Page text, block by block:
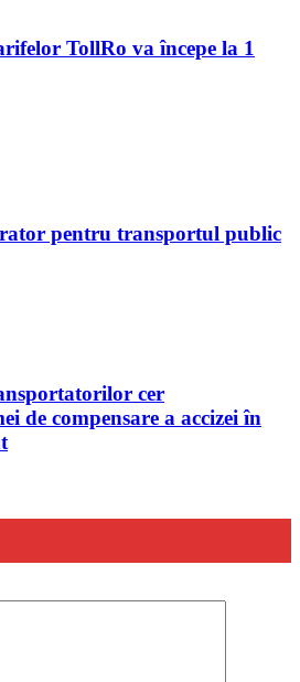
TollRo va începe la 1
pentru transportul public
cer
de compensare a accizei în